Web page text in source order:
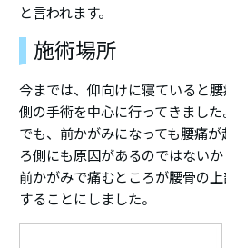
と言われます。
施術場所
今までは、仰向けに寝ていると
側の手術を中心に行ってきました
でも、前かがみになっても腰痛
ろ側にも原因があるのではないか
前かがみで痛むところが腰骨の
することにしました。